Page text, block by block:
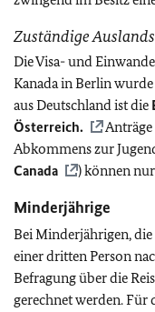
Zuständige
Die Visa- und
Kanada in Berlin
aus Deutschland ist die
Österreich.
Abkommens zur
Canada
) können
Minderjährige
Bei Minderjährigen,
einer dritten Person
Befragung über die
gerechnet werden. Für